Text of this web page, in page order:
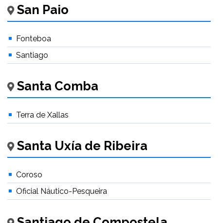
San Paio
Fonteboa
Santiago
Santa Comba
Terra de Xallas
Santa Uxía de Ribeira
Coroso
Oficial Náutico-Pesqueira